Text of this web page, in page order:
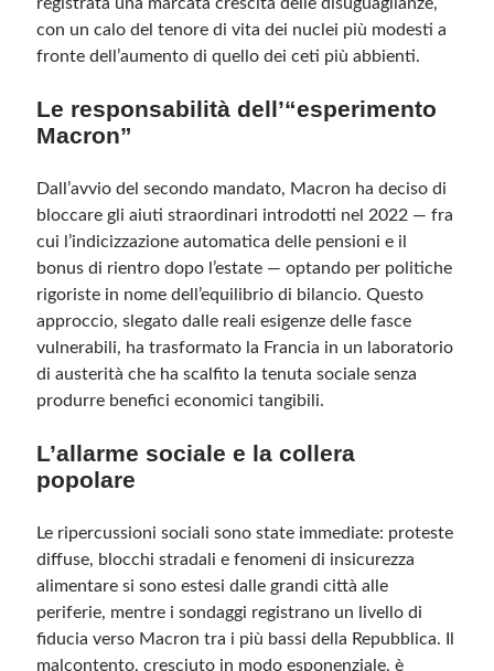
con un calo del tenore di vita dei nuclei più modesti a
fronte dell’aumento di quello dei ceti più abbienti.
Le responsabilità dell’“esperimento
Macron”
Dall’avvio del secondo mandato, Macron ha deciso di
bloccare gli aiuti straordinari introdotti nel 2022 — fra
cui l’indicizzazione automatica delle pensioni e il
bonus di rientro dopo l’estate — optando per politiche
rigoriste in nome dell’equilibrio di bilancio. Questo
approccio, slegato dalle reali esigenze delle fasce
vulnerabili, ha trasformato la Francia in un laboratorio
di austerità che ha scalfito la tenuta sociale senza
produrre benefici economici tangibili.
L’allarme sociale e la collera
popolare
Le ripercussioni sociali sono state immediate: proteste
diffuse, blocchi stradali e fenomeni di insicurezza
alimentare si sono estesi dalle grandi città alle
periferie, mentre i sondaggi registrano un livello di
fiducia verso Macron tra i più bassi della Repubblica. Il
malcontento, cresciuto in modo esponenziale, è